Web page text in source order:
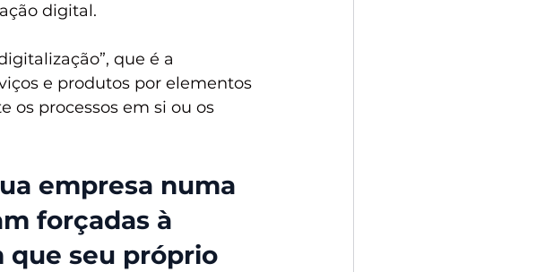
digital.
que é a
e produtos por elementos
processos em si ou os
empresa numa
forçadas à
que seu próprio